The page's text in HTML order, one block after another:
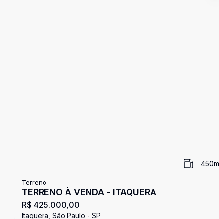
450
Terreno
TERRENO À VENDA - ITAQUERA
R$ 425.000,00
Itaquera, São Paulo - SP